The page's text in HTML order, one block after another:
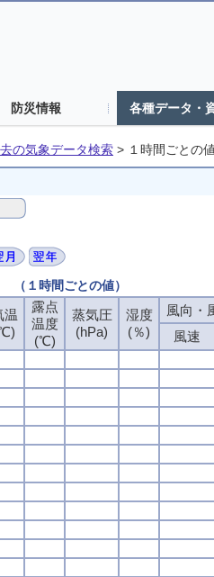
防災情報 各種データ・
の気象データ検索 > １時間ごとの
１時間ごとの値）
温
露点
温度
(℃)
蒸気圧
(hPa)
湿度
(％)
風向・
風速
温
露点
温度
(℃)
蒸気圧
(hPa)
湿度
(％)
風向・
風速
温
露点
温度
(℃)
蒸気圧
(hPa)
湿度
(％)
風向・
風速
温
露点
温度
(℃)
蒸気圧
(hPa)
湿度
(％)
風向・
風速